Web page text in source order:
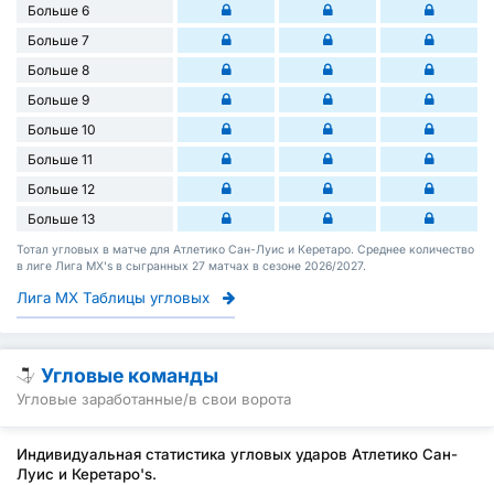
Больше 6
Больше 7
Больше 8
Больше 9
Больше 10
Больше 11
Больше 12
Больше 13
Тотал угловых в матче для Атлетико Сан-Луис и Керетаро. Среднее количество
в лиге Лига МХ's в сыгранных 27 матчах в сезоне 2026/2027.
Лига МХ Таблицы угловых
Угловые команды
Угловые заработанные/в свои ворота
Индивидуальная статистика угловых ударов Атлетико Сан-
Луис и Керетаро's.